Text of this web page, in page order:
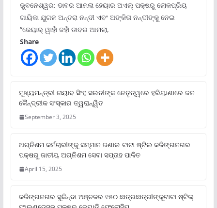
ଭୁବନେଶ୍ୱର: ଡାବର ଆମଲା ହେୟାର ଅଏଲ୍ ପକ୍ଷରୁ ଲୋକପ୍ରିୟ
ଗାୟିକା ଯୁଗଳ ଅନ୍ତରା ନନ୍ଦୀ ଏବଂ ଅଙ୍କିତା ନନ୍ଦୀଙ୍କୁ ନେଇ
“କେୟାର୍ ୱାହାଁ ଜହାଁ ଡାବର ଆମଲା,
Share
ମୁଖ୍ୟମନ୍ତ୍ରୀ ନାୟାବ ସିଂହ ସଇନୀଙ୍କ ନେତୃତ୍ୱରେ ହରିୟାଣାରେ ଜନ
କୈନ୍ଦ୍ରୀକ ସଂସ୍କାର ତ୍ୱରାନ୍ୱିତ
September 3, 2025
ଅଗ୍ନିଶମ କର୍ମଚାରୀଙ୍କୁ ସମ୍ମାନ ଜଣାଇ ଟାଟା ଷ୍ଟିଲ କଳିଙ୍ଗନଗର
ପକ୍ଷରୁ ଜାତୀୟ ଅଗ୍ନିଶମ ସେବା ସପ୍ତାହ ପାଳିତ
April 15, 2025
କଳିଙ୍ଗନଗର ସୁକିନ୍ଦା ଅଞ୍ଚଳର ୧୫୦ ଛାତ୍ରଛାତ୍ରୀଙ୍କୁଟାଟା ଷ୍ଟିଲ୍